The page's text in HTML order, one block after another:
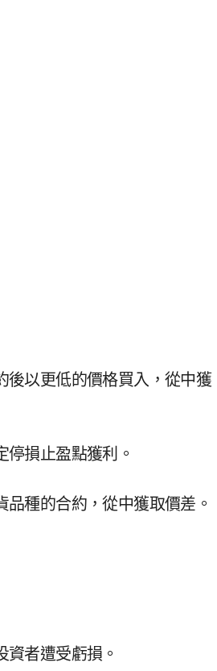
後以更低的價格買入，從中獲
損止盈點獲利。
種的合約，從中獲取價差。
者遭受虧損。